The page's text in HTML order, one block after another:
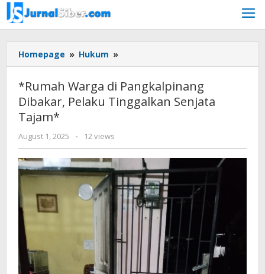
Skip
to
content
Homepage » Hukum »
Warga
Pangkalpinang
Dibakar,
Tajam*
*Rumah Warga di Pangkalpinang
Dibakar, Pelaku Tinggalkan Senjata
Tajam*
August 1, 2025
by
yopi
herwindo
- 12 views